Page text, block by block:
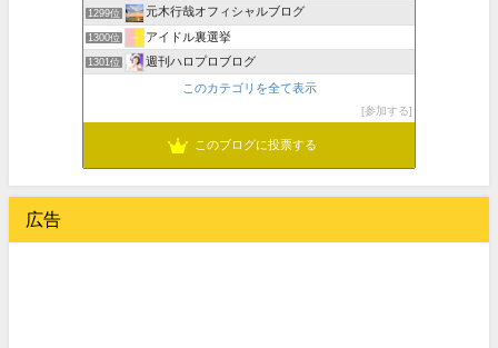
1299位 元木行哉オフィシャルブログ
1300位 アイドル裏選挙
1301位 週刊ハロプロブログ
このカテゴリを全て表示
参加する
このブログに投票する
広告